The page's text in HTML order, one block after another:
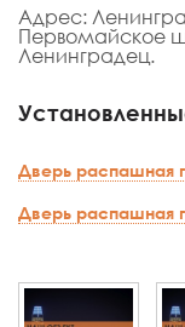
Адрес:
Первомайское
Ленинградец.
Дверь распашная
Дверь распашная